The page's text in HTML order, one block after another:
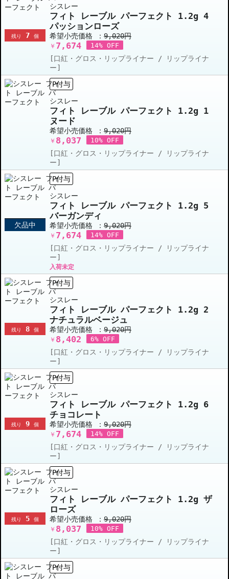
残り 7 個
シスレー
フィト レーブル パーフェクト 1.2g 4
パッションローズ
希望小売価格 ： 9,020円
￥ 7,674 14% OFF
[口紅・グロス・リップライナー / リップライナ
ー]
P付与
シスレー
フィト レーブル パーフェクト 1.2g 1
ヌード
希望小売価格 ： 9,020円
￥ 8,037 10% OFF
[口紅・グロス・リップライナー / リップライナ
ー]
欠品中
P付与
シスレー
フィト レーブル パーフェクト 1.2g 5
バーガンディ
希望小売価格 ： 9,020円
￥ 7,674 14% OFF
[口紅・グロス・リップライナー / リップライナ
ー]
入荷未定
残り 8 個
P付与
シスレー
フィト レーブル パーフェクト 1.2g 2
ナチュラルベージュ
希望小売価格 ： 9,020円
￥ 8,402 6% OFF
[口紅・グロス・リップライナー / リップライナ
ー]
残り 9 個
P付与
シスレー
フィト レーブル パーフェクト 1.2g 6
チョコレート
希望小売価格 ： 9,020円
￥ 7,674 14% OFF
[口紅・グロス・リップライナー / リップライナ
ー]
残り 5 個
P付与
シスレー
フィト レーブル パーフェクト 1.2g ザ
ローズ
希望小売価格 ： 9,020円
￥ 8,037 10% OFF
[口紅・グロス・リップライナー / リップライナ
ー]
P付与